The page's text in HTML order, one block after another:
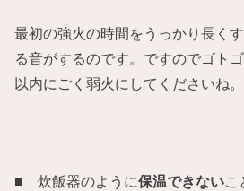
最初の強火の時間をうっかり長く
る音がするのです。ですのでゴト
以内にごく弱火にしてくださいね。
■ 炊飯器のように保温できないこ